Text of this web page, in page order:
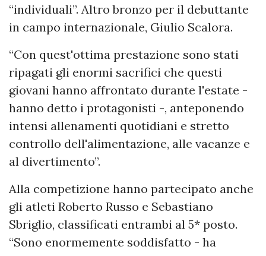
“individuali”. Altro bronzo per il debuttante
in campo internazionale, Giulio Scalora.
“Con quest'ottima prestazione sono stati
ripagati gli enormi sacrifici che questi
giovani hanno affrontato durante l'estate -
hanno detto i protagonisti -, anteponendo
intensi allenamenti quotidiani e stretto
controllo dell'alimentazione, alle vacanze e
al divertimento”.
Alla competizione hanno partecipato anche
gli atleti Roberto Russo e Sebastiano
Sbriglio, classificati entrambi al 5* posto.
“Sono enormemente soddisfatto - ha